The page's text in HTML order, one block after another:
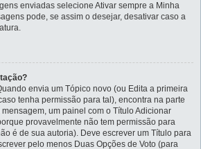
enviadas selecione Ativar sempre a Minha
pode, se assim o desejar, desativar caso a
envia um Tópico novo (ou Edita a primeira
tenha permissão para tal), encontra na parte
um painel com o Título Adicionar
provavelmente não tem permissão para
é de sua autoria). Deve escrever um Título para
pelo menos Duas Opções de Voto (para